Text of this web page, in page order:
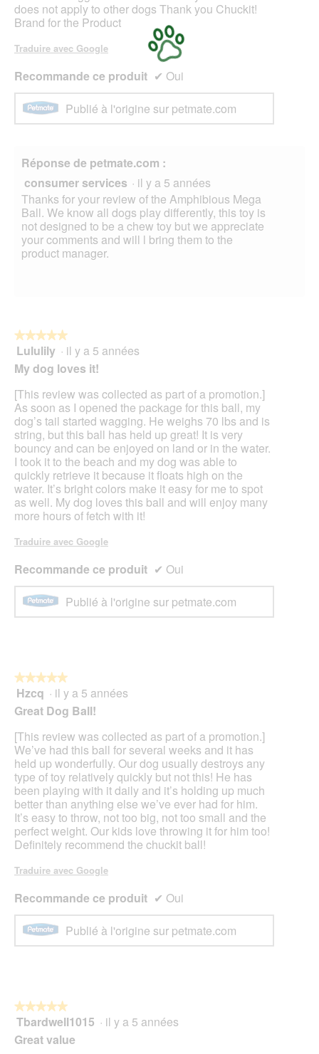
does not apply to other dogs Thank you Chuckit!
Brand for the Product
Traduire avec Google
Recommande ce produit ✔ Oui
Publié à l'origine sur petmate.com
Réponse de petmate.com :
consumer services · il y a 5 années
Thanks for your review of the Amphibious Mega
Ball. We know all dogs play differently, this toy is
not designed to be a chew toy but we appreciate
your comments and will l bring them to the
product manager.
★★★★★
★★★★★
5
étoiles.
Lululily · il y a 5 années
My dog loves it!
[This review was collected as part of a promotion.]
As soon as I opened the package for this ball, my
dog’s tail started wagging. He weighs 70 lbs and is
string, but this ball has held up great! It is very
bouncy and can be enjoyed on land or in the water.
I took it to the beach and my dog was able to
quickly retrieve it because it floats high on the
water. It’s bright colors make it easy for me to spot
as well. My dog loves this ball and will enjoy many
more hours of fetch with it!
Traduire avec Google
Recommande ce produit ✔ Oui
Publié à l'origine sur petmate.com
★★★★★
★★★★★
5
5
étoiles.
Hzcq · il y a 5 années
Great Dog Ball!
[This review was collected as part of a promotion.]
We’ve had this ball for several weeks and it has
held up wonderfully. Our dog usually destroys any
type of toy relatively quickly but not this! He has
been playing with it daily and it’s holding up much
better than anything else we’ve ever had for him.
It’s easy to throw, not too big, not too small and the
perfect weight. Our kids love throwing it for him too!
Definitely recommend the chuckit ball!
Traduire avec Google
Recommande ce produit ✔ Oui
Publié à l'origine sur petmate.com
★★★★★
★★★★★
5
5
Tbardwell1015 · il y a 5 années
Great value